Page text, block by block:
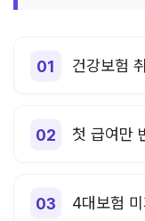
건강보험
첫 급여만
4대보험